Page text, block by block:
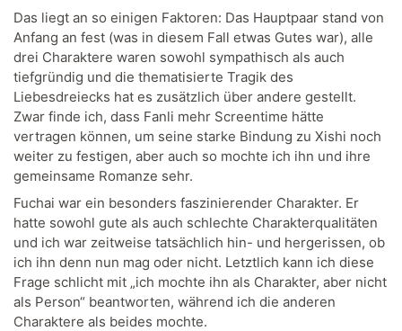
Das liegt an so einigen Faktoren: Das Hauptpaar stand von
Anfang an fest (was in diesem Fall etwas Gutes war), alle
drei Charaktere waren sowohl sympathisch als auch
tiefgründig und die thematisierte Tragik des
Liebesdreiecks hat es zusätzlich über andere gestellt.
Zwar finde ich, dass Fanli mehr Screentime hätte
vertragen können, um seine starke Bindung zu Xishi noch
weiter zu festigen, aber auch so mochte ich ihn und ihre
gemeinsame Romanze sehr.
Fuchai war ein besonders faszinierender Charakter. Er
hatte sowohl gute als auch schlechte Charakterqualitäten
und ich war zeitweise tatsächlich hin- und hergerissen, ob
ich ihn denn nun mag oder nicht. Letztlich kann ich diese
Frage schlicht mit „ich mochte ihn als Charakter, aber nicht
als Person“ beantworten, während ich die anderen
Charaktere als beides mochte.